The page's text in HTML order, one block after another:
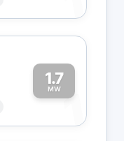
1.7
MW1